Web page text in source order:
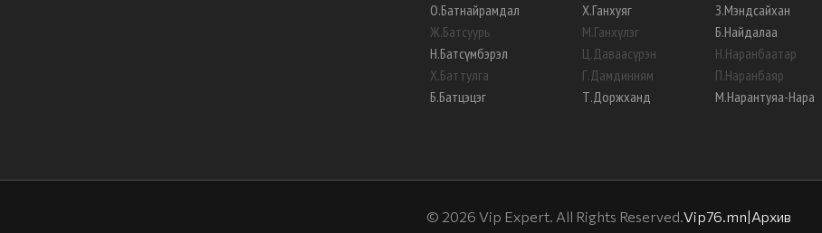
О.Батнайрамдал
Ж.Батсуурь
Н.Батсүмбэрэл
Х.Баттулга
Б.Батцэцэг
Х.Ганхуяг
М.Ганхүлэг
Ц.Даваасүрэн
Г.Дамдинням
Т.Доржханд
З.Мэндсайхан
Б.Найдалаа
Н.Наранбаатар
П.Наранбаяр
М.Нарантуяа-Нара
© 2026 Vip Expert. All Rights Reserved.Vip76.mn Архив